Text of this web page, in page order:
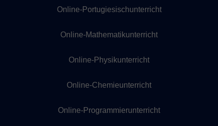
Online-Portugiesischunterricht
Online-Mathematikunterricht
Online-Physikunterricht
Online-Chemieunterricht
Online-Programmierunterricht